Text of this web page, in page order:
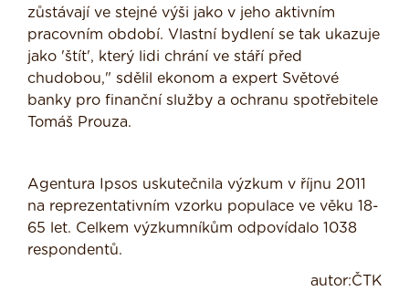
zůstávají ve stejné výši jako v jeho aktivním
pracovním období. Vlastní bydlení se tak ukazuje
jako 'štít', který lidi chrání ve stáří před
chudobou," sdělil ekonom a expert Světové
banky pro finanční služby a ochranu spotřebitele
Tomáš Prouza.
Agentura Ipsos uskutečnila výzkum v říjnu 2011
na reprezentativním vzorku populace ve věku 18-
65 let. Celkem výzkumníkům odpovídalo 1038
respondentů.
autor:ČTK